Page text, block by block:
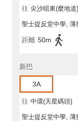
往 尖沙咀東(麼地道)
聖士提反堂中學, 薄
距離 50m
新巴
3A
往 中環(天星碼頭)
聖士提反堂中學, 薄